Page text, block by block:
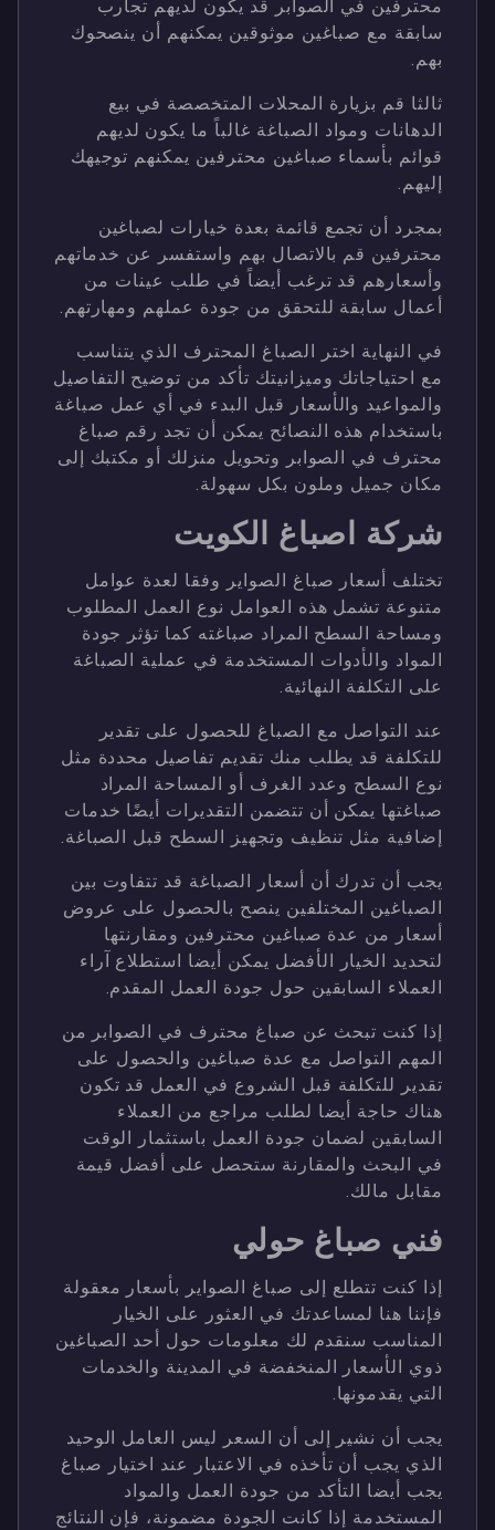
محترفين في الصوابر قد يكون لديهم تجارب
سابقة مع صباغين موثوقين يمكنهم أن ينصحوك
بهم.
ثالثا قم بزيارة المحلات المتخصصة في بيع
الدهانات ومواد الصباغة غالباً ما يكون لديهم
قوائم بأسماء صباغين محترفين يمكنهم توجيهك
إليهم.
بمجرد أن تجمع قائمة بعدة خيارات لصباغين
محترفين قم بالاتصال بهم واستفسر عن خدماتهم
وأسعارهم قد ترغب أيضاً في طلب عينات من
أعمال سابقة للتحقق من جودة عملهم ومهارتهم.
في النهاية اختر الصباغ المحترف الذي يتناسب
مع احتياجاتك وميزانيتك تأكد من توضيح التفاصيل
والمواعيد والأسعار قبل البدء في أي عمل صباغة
باستخدام هذه النصائح يمكن أن تجد رقم صباغ
محترف في الصوابر وتحويل منزلك أو مكتبك إلى
مكان جميل وملون بكل سهولة.
شركة اصباغ الكويت
تختلف أسعار صباغ الصواير وفقا لعدة عوامل
متنوعة تشمل هذه العوامل نوع العمل المطلوب
ومساحة السطح المراد صباغته كما تؤثر جودة
المواد والأدوات المستخدمة في عملية الصباغة
على التكلفة النهائية.
عند التواصل مع الصباغ للحصول على تقدير
للتكلفة قد يطلب منك تقديم تفاصيل محددة مثل
نوع السطح وعدد الغرف أو المساحة المراد
صباغتها يمكن أن تتضمن التقديرات أيضًا خدمات
إضافية مثل تنظيف وتجهيز السطح قبل الصباغة.
يجب أن تدرك أن أسعار الصباغة قد تتفاوت بين
الصباغين المختلفين ينصح بالحصول على عروض
أسعار من عدة صباغين محترفين ومقارنتها
لتحديد الخيار الأفضل يمكن أيضا استطلاع آراء
العملاء السابقين حول جودة العمل المقدم.
إذا كنت تبحث عن صباغ محترف في الصوابر من
المهم التواصل مع عدة صباغين والحصول على
تقدير للتكلفة قبل الشروع في العمل قد تكون
هناك حاجة أيضا لطلب مراجع من العملاء
السابقين لضمان جودة العمل باستثمار الوقت
في البحث والمقارنة ستحصل على أفضل قيمة
مقابل مالك.
فني صباغ حولي
إذا كنت تتطلع إلى صباغ الصواير بأسعار معقولة
فإننا هنا لمساعدتك في العثور على الخيار
المناسب سنقدم لك معلومات حول أحد الصباغين
ذوي الأسعار المنخفضة في المدينة والخدمات
التي يقدمونها.
يجب أن نشير إلى أن السعر ليس العامل الوحيد
الذي يجب أن تأخذه في الاعتبار عند اختيار صباغ
يجب أيضا التأكد من جودة العمل والمواد
المستخدمة إذا كانت الجودة مضمونة، فإن النتائج